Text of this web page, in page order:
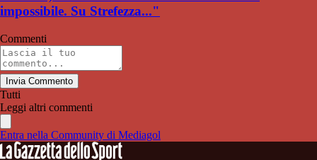
impossibile. Su Strefezza..."
Commenti
Invia Commento
Tutti
Leggi altri commenti
Entra nella Community di Mediagol